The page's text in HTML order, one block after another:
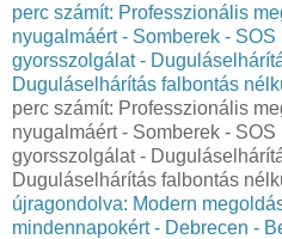
perc számít: Professzionális
nyugalmáért - Somberek -
gyorsszolgálat -
Duguláselhárítás falbontás
perc számít: Professzionális
nyugalmáért - Somberek -
gyorsszolgálat -
Duguláselhárítás falbontás
újragondolva: Modern
mindennapokért - Debrecen -